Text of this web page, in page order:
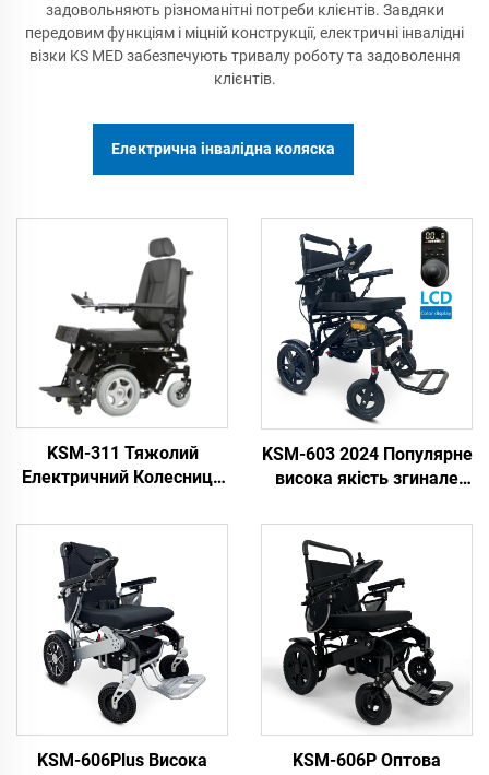
задовольняють різноманітні потреби клієнтів. Завдяки
передовим функціям і міцній конструкції, електричні інвалідні
візки KS MED забезпечують тривалу роботу та задоволення
клієнтів.
Електрична інвалідна коляска
KSM-311 Тяжолий
Електричний Колесниця
Можливістю Підвищення
Вгору І Вниз На
Електроприводі
KSM-603 2024 Популярне
висока якість згинале
інвалідне крісло
портативне потужне
легке електричне
інвалідне крісло
KSM-606Plus Висока
KSM-606P Оптова